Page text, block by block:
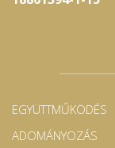
EGYÜTTMŰKÖDÉS
ADOMÁNYOZÁS